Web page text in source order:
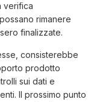
verifica
rimanere
finalizzate.
consisterebbe
prodotto
sui dati e
Il prossimo punto